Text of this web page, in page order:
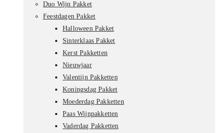
Duo Wijn Pakket
Feestdagen Pakket
Halloween Pakket
Sinterklaas Pakket
Kerst Pakketten
Nieuwjaar
Valentijn Pakketten
Koningsdag Pakket
Moederdag Pakketten
Paas Wijnpakketten
Vaderdag Pakketten